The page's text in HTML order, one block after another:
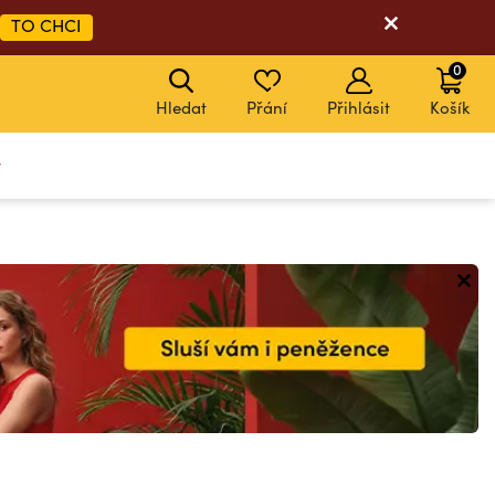
TO CHCI
Hledat Přání Přihlásit Košík
0